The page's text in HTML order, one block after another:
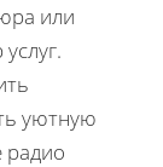
или
уютную
радио